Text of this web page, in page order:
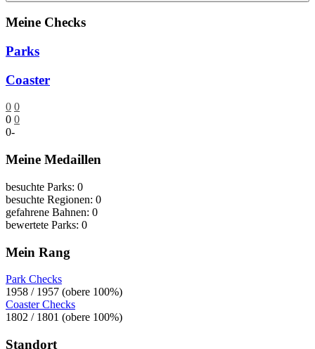
Meine Checks
Parks
Coaster
0 0
0 0
0-
Meine Medaillen
besuchte Parks: 0
besuchte Regionen: 0
gefahrene Bahnen: 0
bewertete Parks: 0
Mein Rang
Park Checks
1958 / 1957 (obere 100%)
Coaster Checks
1802 / 1801 (obere 100%)
Standort